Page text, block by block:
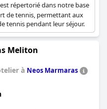
répertorié dans notre base
de tennis, permettant aux
tennis pendant leur séjour.
Meliton
à Neos Marmaras